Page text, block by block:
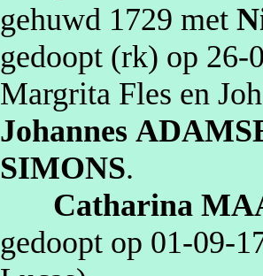
gehuwd 1729 met
gedoopt (rk) op
Margrita Fles en
Johannes
SIMONS.
Catharina
gedoopt op